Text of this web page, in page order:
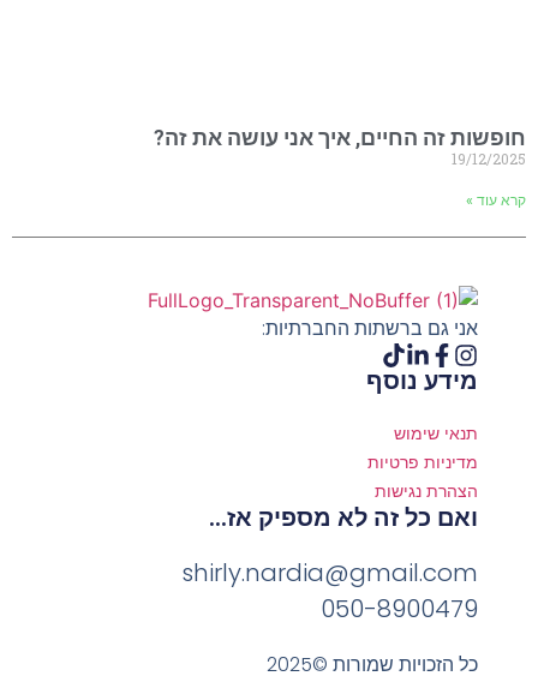
חופשות זה החיים, איך אני עושה את זה?
19/12/2025
קרא עוד »
אני גם ברשתות החברתיות:
מידע נוסף
תנאי שימוש
מדיניות פרטיות
הצהרת נגישות
ואם כל זה לא מספיק אז...
shirly.nardia@gmail.com
050-8900479
כל הזכויות שמורות ©2025